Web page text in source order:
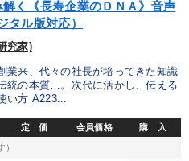
く《長寿企業のＤＮＡ》音声
タル版対応）
究家)
業来、代々の社長が培ってきた知識
統の本質…。次代に活かし、伝える
い方 A223...
定 価 会員価格 購 入